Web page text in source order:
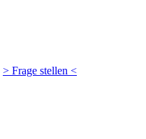
> Frage stellen <